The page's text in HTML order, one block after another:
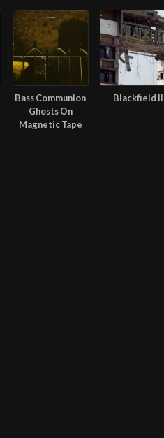
Bass Communion
Ghosts On
Magnetic Tape
Blackfield II